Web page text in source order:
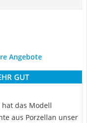
Angebote
GUT
das Modell
aus Porzellan unser